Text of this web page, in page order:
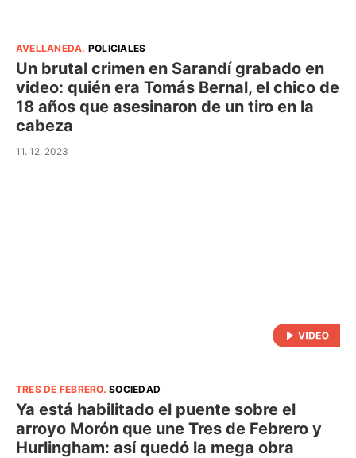
AVELLANEDA. POLICIALES
Un brutal crimen en Sarandí grabado en
video: quién era Tomás Bernal, el chico de
18 años que asesinaron de un tiro en la
cabeza
11. 12. 2023
TRES DE FEBRERO.SOCIEDAD
Ya está habilitado el puente sobre el
arroyo Morón que une Tres de Febrero y
Hurlingham: así quedó la mega obra